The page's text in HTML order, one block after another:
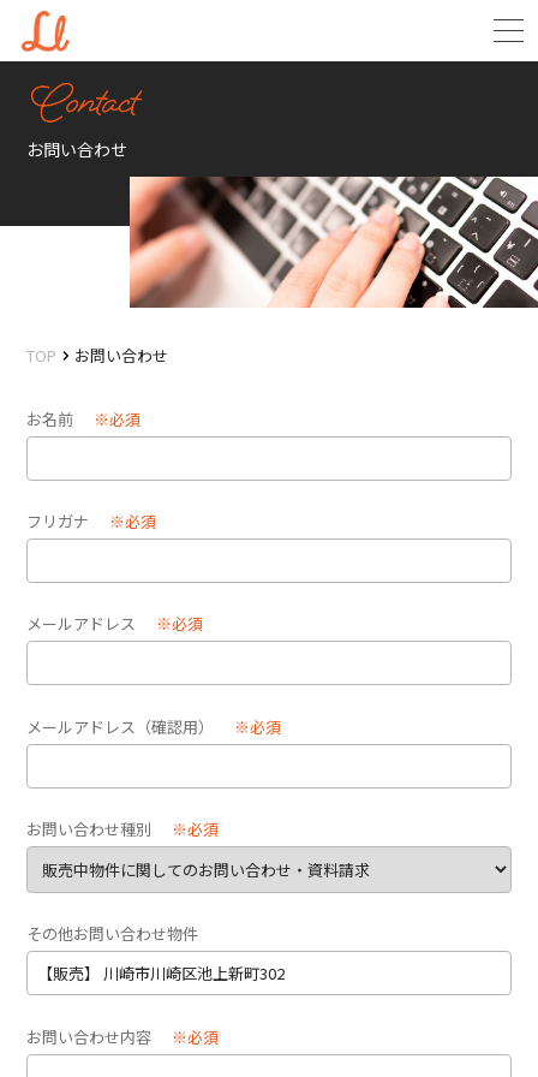
お問い合わせ
TOP お問い合わせ
お名前 ※必須
フリガナ ※必須
メールアドレス ※必須
メールアドレス（確認用） ※必須
お問い合わせ種別 ※必須
その他お問い合わせ物件
お問い合わせ内容 ※必須